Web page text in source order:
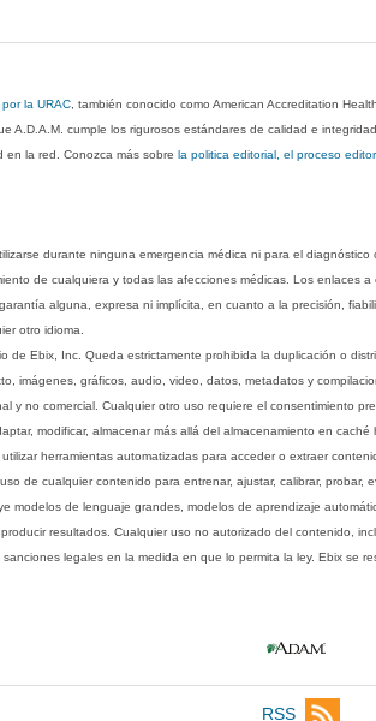
la URAC , también conocido como American Accreditation
A.D.A.M. cumple los rigurosos estándares de calidad e
en la red. Conozca más sobrela politica editorial, el proceso
durante ninguna emergencia médica ni para el
de cualquiera y todas las afecciones médicas. Los enlaces
alguna, expresa ni implícita, en cuanto a la precisión,
otro idioma.
de Ebix, Inc. Queda estrictamente prohibida la duplicación o
imágenes, gráficos, audio, video, datos, metadatos y
y no comercial. Cualquier otro uso requiere el consentimiento
modificar, almacenar más allá del almacenamiento en
herramientas automatizadas para acceder o extraer
de cualquier contenido para entrenar, ajustar, calibrar, probar,
modelos de lenguaje grandes, modelos de aprendizaje
resultados. Cualquier uso no autorizado del contenido,
legales en la medida en que lo permita la ley. Ebix se
RSS